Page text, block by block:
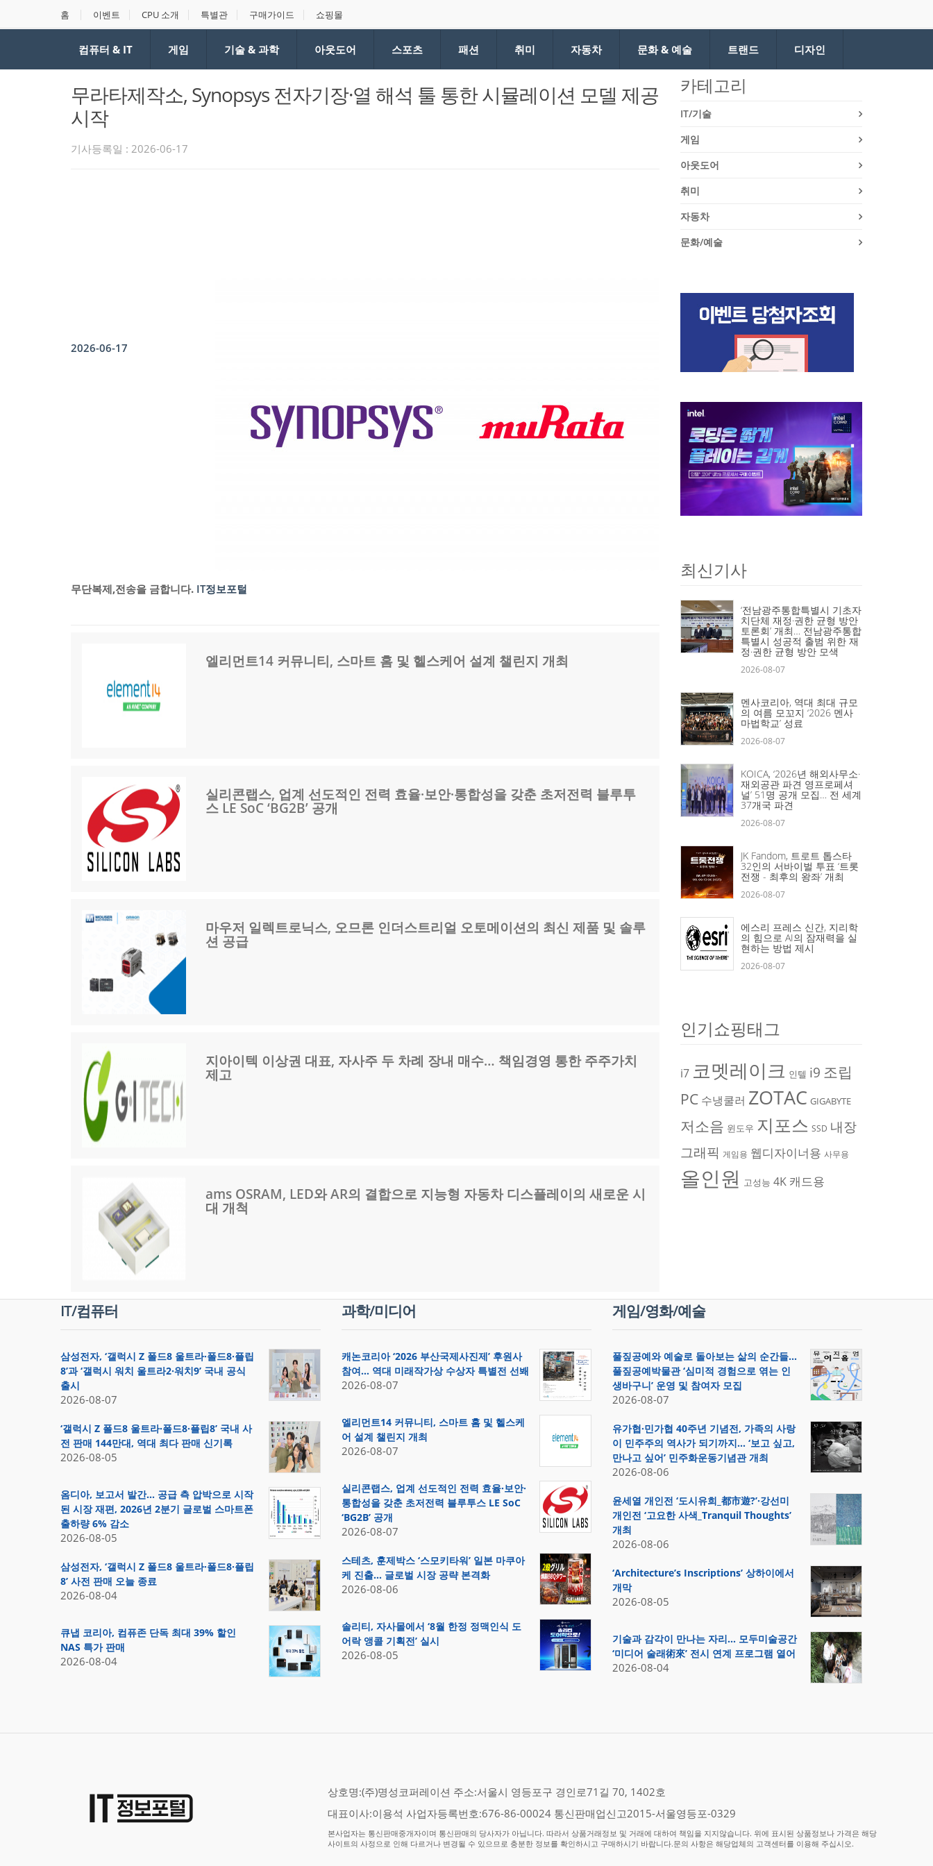
홈 이벤트 CPU 소개 특별관 구매가이드 쇼핑몰
컴퓨터 & IT 게임 기술 & 과학 아웃도어 스포츠 패션 취미 자동차 문화 & 예술 트랜드 디자인
무라타제작소, Synopsys 전자기장·열 해석 툴 통한 시뮬레이션 모델 제공
시작
기사등록일 : 2026-06-17
2026-06-17
무단복제,전송을 금합니다. IT정보포털
엘리먼트14 커뮤니티, 스마트 홈 및 헬스케어 설계 챌린지 개최
실리콘랩스, 업계 선도적인 전력 효율·보안·통합성을 갖춘 초저전력 블루투
스 LE SoC ‘BG2B’ 공개
마우저 일렉트로닉스, 오므론 인더스트리얼 오토메이션의 최신 제품 및 솔루
션 공급
지아이텍 이상권 대표, 자사주 두 차례 장내 매수… 책임경영 통한 주주가치
제고
ams OSRAM, LED와 AR의 결합으로 지능형 자동차 디스플레이의 새로운 시
대 개척
카테고리
IT/기술
게임
아웃도어
취미
자동차
문화/예술
최신기사
‘전남광주통합특별시 기초자
치단체 재정·권한 균형 방안
토론회’ 개최… 전남광주통합
특별시 성공적 출범 위한 재
정·권한 균형 방안 모색
2026-08-07
멘사코리아, 역대 최대 규모
의 여름 모꼬지 ‘2026 멘사
마법학교’ 성료
2026-08-07
KOICA, ‘2026년 해외사무소·
재외공관 파견 영프로페셔
널’ 51명 공개 모집… 전 세계
37개국 파견
2026-08-07
JK Fandom, 트로트 톱스타
32인의 서바이벌 투표 ‘트롯
전쟁 - 최후의 왕좌’ 개최
2026-08-07
에스리 프레스 신간, 지리학
의 힘으로 AI의 잠재력을 실
현하는 방법 제시
2026-08-07
인기쇼핑태그
i7 코멧레이크 인텔 i9 조립
PC 수냉쿨러 ZOTAC GIGABYTE
저소음 윈도우 지포스 SSD 내장
그래픽 게임용 웹디자이너용 사무용
올인원 고성능 4K 캐드용
IT/컴퓨터
삼성전자, ‘갤럭시 Z 폴드8 울트라·폴드8·플립
8’과 ‘갤럭시 워치 울트라2·워치9’ 국내 공식
출시
2026-08-07
‘갤럭시 Z 폴드8 울트라·폴드8·플립8’ 국내 사
전 판매 144만대, 역대 최다 판매 신기록
2026-08-05
옴디아, 보고서 발간… 공급 측 압박으로 시작
된 시장 재편, 2026년 2분기 글로벌 스마트폰
출하량 6% 감소
2026-08-05
삼성전자, ‘갤럭시 Z 폴드8 울트라·폴드8·플립
8’ 사전 판매 오늘 종료
2026-08-04
큐냅 코리아, 컴퓨존 단독 최대 39% 할인
NAS 특가 판매
2026-08-04
과학/미디어
캐논코리아 ‘2026 부산국제사진제’ 후원사
참여… 역대 미래작가상 수상자 특별전 선봬
2026-08-07
엘리먼트14 커뮤니티, 스마트 홈 및 헬스케
어 설계 챌린지 개최
2026-08-07
실리콘랩스, 업계 선도적인 전력 효율·보안·
통합성을 갖춘 초저전력 블루투스 LE SoC
‘BG2B’ 공개
2026-08-07
스테츠, 훈제박스 ‘스모키타워’ 일본 마쿠아
케 진출… 글로벌 시장 공략 본격화
2026-08-06
솔리티, 자사몰에서 ‘8월 한정 정맥인식 도
어락 앵콜 기획전’ 실시
2026-08-05
게임/영화/예술
풀짚공예와 예술로 돌아보는 삶의 순간들…
풀짚공예박물관 ‘심미적 경험으로 엮는 인
생바구니’ 운영 및 참여자 모집
2026-08-07
유가협·민가협 40주년 기념전, 가족의 사랑
이 민주주의 역사가 되기까지… ‘보고 싶고,
만나고 싶어’ 민주화운동기념관 개최
2026-08-06
윤세열 개인전 ‘도시유희_都市遊?’·강선미
개인전 ‘고요한 사색_Tranquil Thoughts’
개최
2026-08-06
‘Architecture’s Inscriptions’ 상하이에서
개막
2026-08-05
기술과 감각이 만나는 자리… 모두미술공간
‘미디어 술래術來’ 전시 연계 프로그램 열어
2026-08-04
상호명:(주)명성코퍼레이션 주소:서울시 영등포구 경인로71길 70, 1402호
대표이사:이용석 사업자등록번호:676-86-00024 통신판매업신고2015-서울영등포-0329
본사업자는 통신판매중개자이며 통신판매의 당사자가 아닙니다. 따라서 상품거래정보 및 거래에 대하여 책임을 지지않습니다. 위에 표시된 상품정보나 가격은 해당
사이트의 사정으로 인해 다르거나 변경될 수 있으므로 충분한 정보를 확인하시고 구매하시기 바랍니다.문의 사항은 해당업체의 고객센터를 이용해 주십시오.